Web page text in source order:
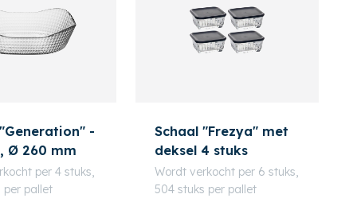
-
Ø 260 mm
per 4 stuks,
per pallet
Schaal "Frezya" met
deksel 4 stuks
Wordt verkocht per 6 stuks,
504 stuks per pallet